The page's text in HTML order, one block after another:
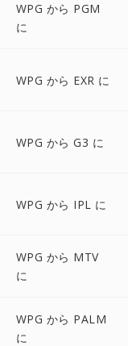
WPG から PGM
に
WPG から EXR に
WPG から G3 に
WPG から IPL に
WPG から MTV
に
WPG から PALM
に